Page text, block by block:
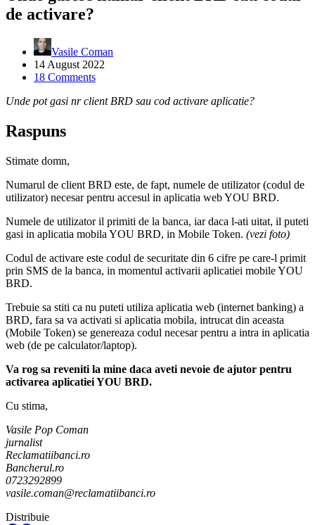
de activare?
Vasile Coman
14 August 2022
18 Comments
Unde pot gasi nr client BRD sau cod activare aplicatie?
Raspuns
Stimate domn,
Numarul de client BRD este, de fapt, numele de utilizator (codul de
utilizator) necesar pentru accesul in aplicatia web YOU BRD.
Numele de utilizator il primiti de la banca, iar daca l-ati uitat, il puteti
gasi in aplicatia mobila YOU BRD, in Mobile Token. (vezi foto)
Codul de activare este codul de securitate din 6 cifre pe care-l primit
prin SMS de la banca, in momentul activarii aplicatiei mobile YOU
BRD.
Trebuie sa stiti ca nu puteti utiliza aplicatia web (internet banking) a
BRD, fara sa va activati si aplicatia mobila, intrucat din aceasta
(Mobile Token) se genereaza codul necesar pentru a intra in aplicatia
web (de pe calculator/laptop).
Va rog sa reveniti la mine daca aveti nevoie de ajutor pentru
activarea aplicatiei YOU BRD.
Cu stima,
Vasile Pop Coman
jurnalist
Reclamatiibanci.ro
Bancherul.ro
0723292899
vasile.coman@reclamatiibanci.ro
Distribuie